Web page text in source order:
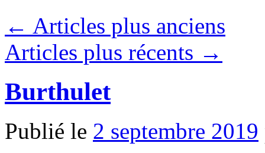
← Articles plus anciens
Articles plus récents →
Burthulet
Publié le 2 septembre 2019